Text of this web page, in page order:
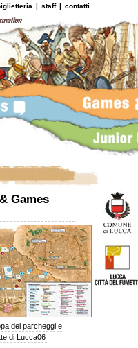
| staff | contatti
Games
dei parcheggi e
di Lucca06